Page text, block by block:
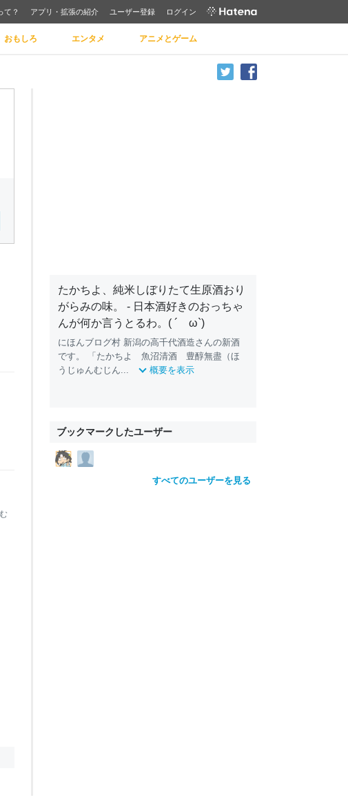
て？ アプリ・拡張の紹介 ユーザー登録 ログイン
おもしろ エンタメ アニメとゲーム
たかちよ、純米しぼりたて生原酒おり
がらみの味。 - 日本酒好きのおっちゃ
んが何か言うとるわ。( ´ ω`)
にほんブログ村 新潟の高千代酒造さんの新酒
です。 「たかちよ 魚沼清酒 豊醇無盡（ほ
うじゅんむじん...
概要を表示
ブックマークしたユーザー
すべてのユーザーを見る